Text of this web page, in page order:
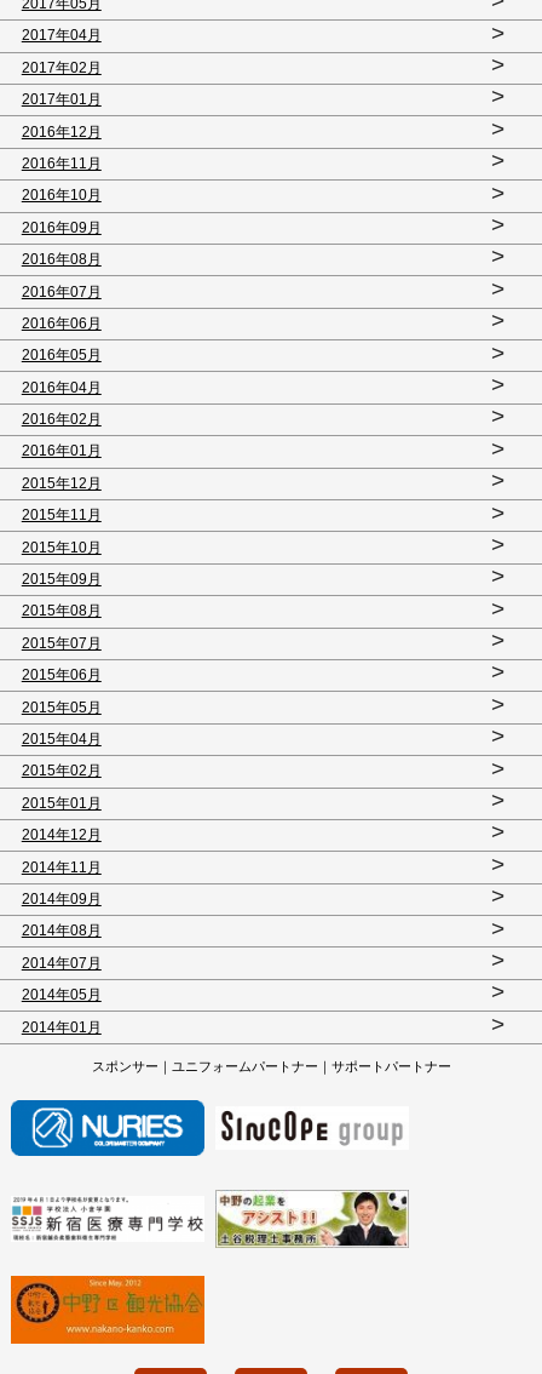
2017年05月
2017年04月 >
2017年02月 >
2017年01月 >
2016年12月 >
2016年11月 >
2016年10月 >
2016年09月 >
2016年08月 >
2016年07月 >
2016年06月 >
2016年05月 >
2016年04月 >
2016年02月 >
2016年01月 >
2015年12月 >
2015年11月 >
2015年10月 >
2015年09月 >
2015年08月 >
2015年07月 >
2015年06月 >
2015年05月 >
2015年04月 >
2015年02月 >
2015年01月 >
2014年12月 >
2014年11月 >
2014年09月 >
2014年08月 >
2014年07月 >
2014年05月 >
2014年01月 >
スポンサー｜ユニフォームパートナー｜サポートパートナー